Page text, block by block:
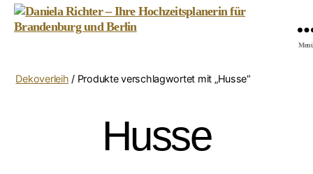
-
Ihre
Dekoverleih / Produkte verschlagwortet mit „Husse“
Husse